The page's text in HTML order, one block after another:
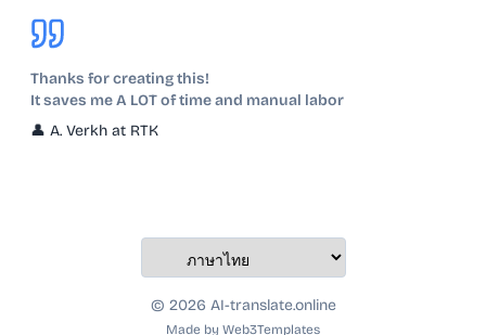
Thanks for creating this!
It saves me A LOT of time and manual labor
👤 A. Verkh at RTK
© 2026 AI-translate.online
Made by Web3Templates